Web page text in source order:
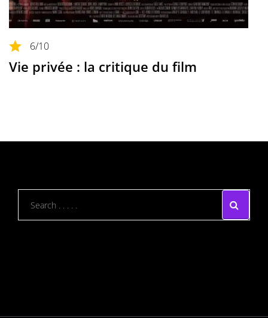
6/10
Vie privée : la critique du film